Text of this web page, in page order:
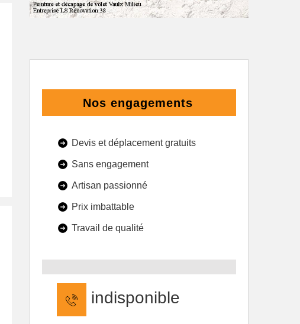
Nos engagements
Devis et déplacement gratuits
Sans engagement
Artisan passionné
Prix imbattable
Travail de qualité
indisponible